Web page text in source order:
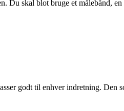
Du skal blot bruge et målebånd,
godt til enhver indretning. Den